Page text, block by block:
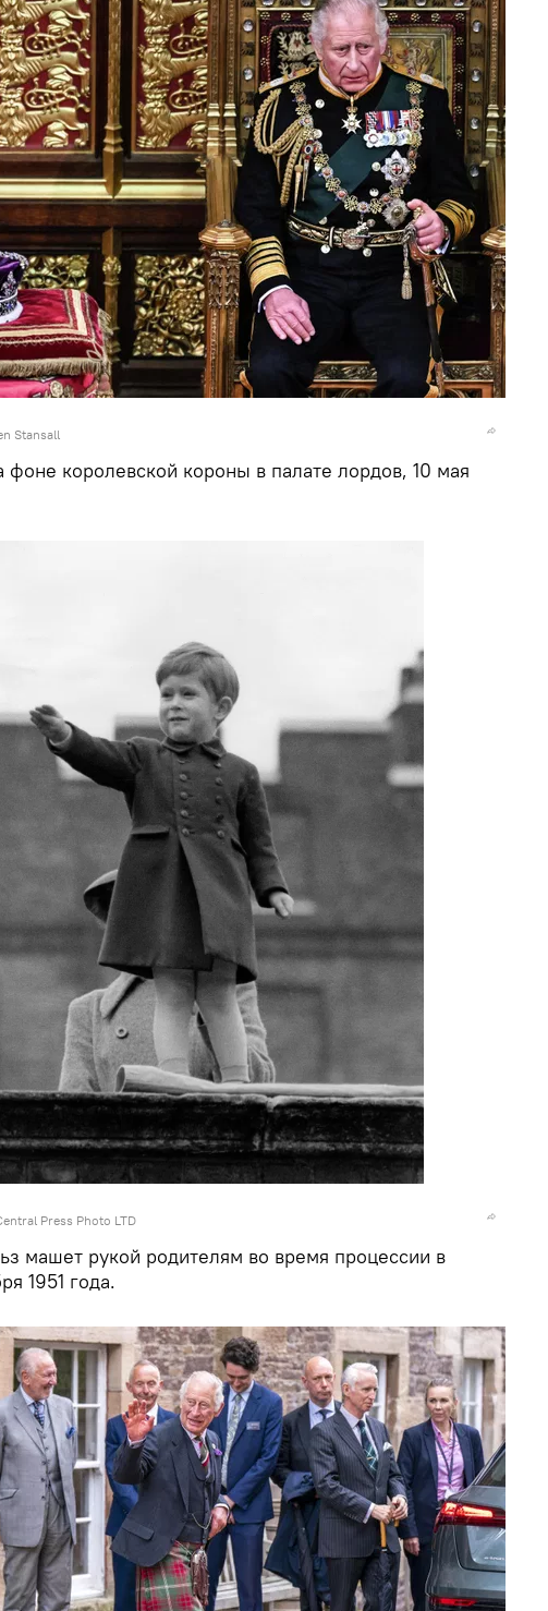
Stansall
фоне королевской короны в палате лордов, 10 мая
Press Photo LTD
машет рукой родителям во время процессии в
1951 года.